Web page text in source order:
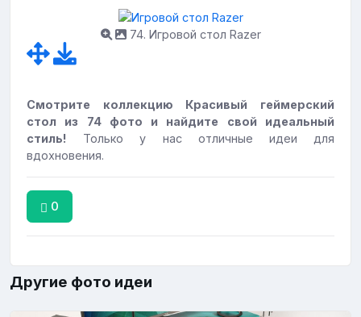
74. Игровой стол Razer
Смотрите коллекцию Красивый геймерский
стол из 74 фото и найдите свой идеальный
стиль!
Только у нас отличные идеи для
вдохновения.
0
Другие фото идеи